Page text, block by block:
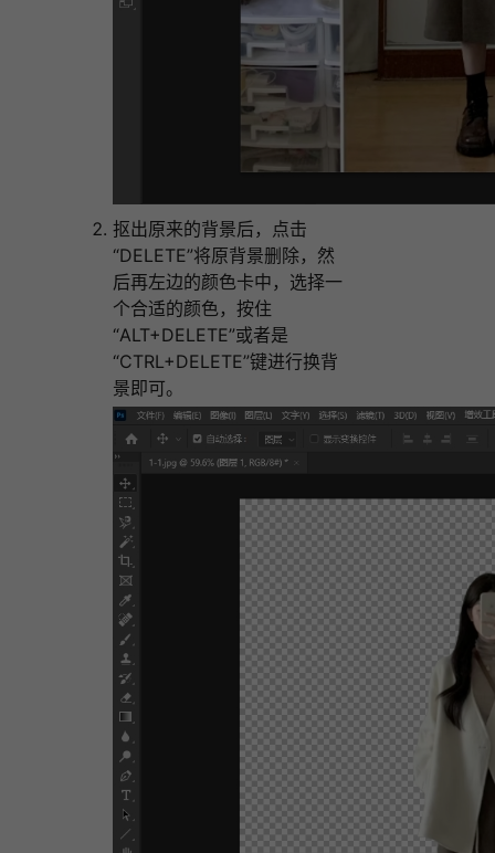
抠出原来的背景后，点击
“DELETE”将原背景删除，然
后再左边的颜色卡中，选择一
个合适的颜色，按住
“ALT+DELETE”或者是
“CTRL+DELETE”键进行换背
景即可。